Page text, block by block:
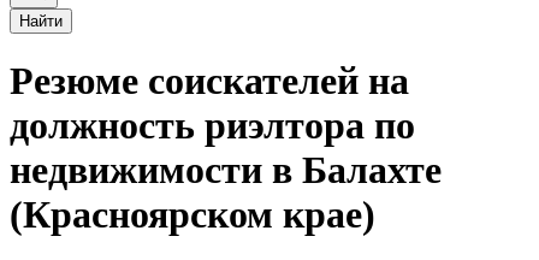
Найти
Резюме соискателей на
должность риэлтора по
недвижимости в Балахте
(Красноярском крае)